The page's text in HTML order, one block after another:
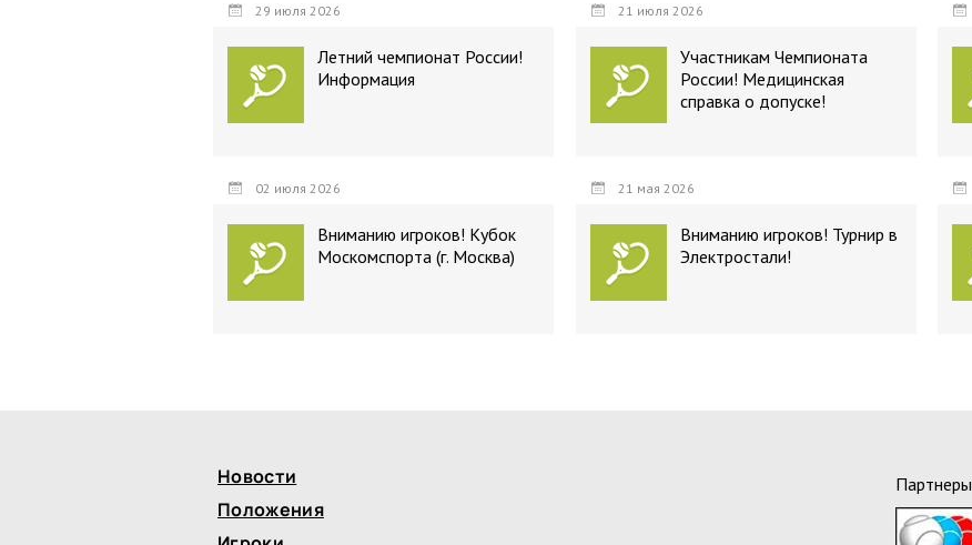
29 июля 2026
Летний чемпионат России!
Информация
21 июля 2026
Участникам Чемпионата
России! Медицинская
справка о допуске!
02 июля 2026
Вниманию игроков! Кубок
Москомспорта (г. Москва)
21 мая 2026
Вниманию игроков! Турнир в
Электростали!
Новости
Положения
Партнеры